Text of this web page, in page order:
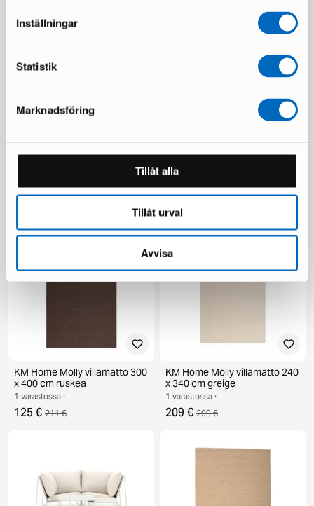
Inställningar
Statistik
Marknadsföring
Tillåt alla
Tillåt urval
Avvisa
Beliani Sersale terassituoli
149 € 249 €
deNoord Marcus terassituoli
harmaa
249 € 418 €
Säästät 169 €
KM Home Molly villamatto 300
x 400 cm ruskea
1 varastossa ·
125 € 211 €
KM Home Molly villamatto 240
x 340 cm greige
1 varastossa ·
209 € 299 €